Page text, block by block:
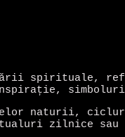
spirituale,
inspirație,
naturii,
zilnice sau